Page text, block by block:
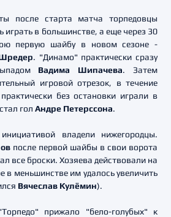
после старта матча торпедовцы
играть в большинстве, а еще через 30
первую шайбу в новом сезоне -
. "Динамо" практически сразу
Вадима Шипачева. Затем
игровой отрезок, в течение
без остановки играли в
гол Андре Петерссона.
владели нижегородцы.
после первой шайбы в свои ворота
все броски. Хозяева действовали на
в меньшинстве им удалось увеличить
Вячеслав Кулёмин).
прижало "бело-голубых" к